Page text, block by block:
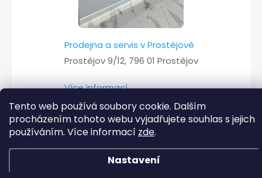
Tento web používá soubory cookie. Dalším
procházením tohoto webu vyjadřujete souhlas s jejich
používáním. Více informací zde.
Nastavení
Prodejna a servis v Prostějově
Prostějov 9/12, 796 01 Prostějov
Více informací
Vytvořil Shoptet
Copyright 2026iPhoneMarket.cz. Všechna práva vyhrazena.